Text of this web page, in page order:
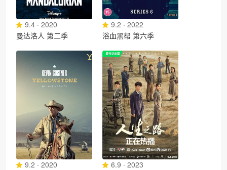
9.4 · 2020
曼达洛人 第二季
9.2 · 2022
浴血黑帮 第六季
9.2 · 2020
6.9 · 2023